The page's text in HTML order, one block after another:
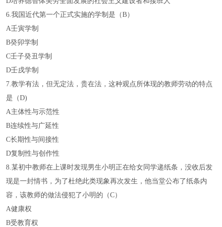
6.我国近代第一个正式实施的学制是（B）
A壬寅学制
B癸卯学制
C壬子癸丑学制
D壬戌学制
7.教学有法，但无定法，贵在法，这种观点所体现的教师劳动的特点
是（D)
A主体性与示范性
B连续性与广延性
C长期性与间接性
D复制性与创作性
8.某初中教师在上课时发现男生小明正在给女同学递纸条，没收后发
现是一封情书，为了杜绝此类现象再次发生，他当堂公布了纸条内
容，该教师的做法侵犯了小明的（C）
A健康权
B受教育权